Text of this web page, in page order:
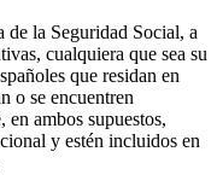
de la Seguridad Social, a
cualquiera que sea su
que residan en
o se encuentren
en ambos supuestos,
y estén incluidos en